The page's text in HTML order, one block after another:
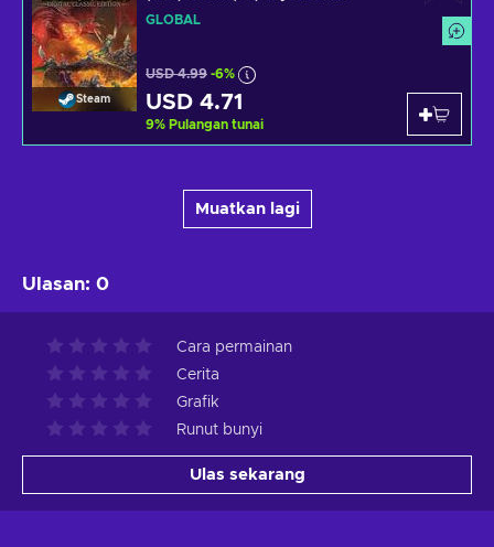
Steam
GLOBAL
USD 4.99 -6%
USD 4.71
9% Pulangan tunai
Muatkan lagi
Ulasan: 0
Cara permainan
Cerita
Grafik
Runut bunyi
Ulas sekarang